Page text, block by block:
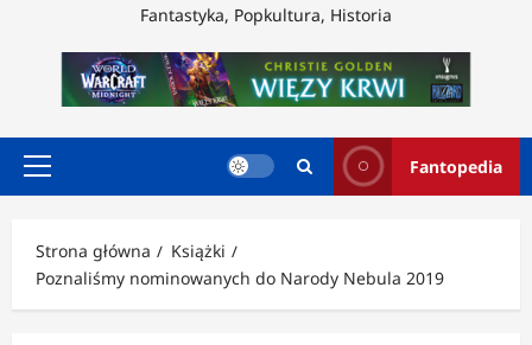
Fantastyka, Popkultura, Historia
Menu
Fantopedia
Strona główna
Książki
Poznaliśmy nominowanych do Narody Nebula 2019